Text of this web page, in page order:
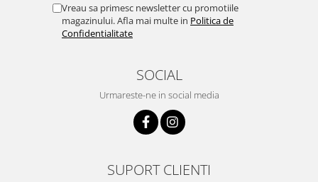
Vreau sa primesc newsletter cu promotiile
magazinului. Afla mai multe in Politica de
Confidentialitate
SOCIAL
Urmareste-ne in social media
SUPORT CLIENTI